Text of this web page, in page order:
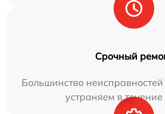
Срочный
Большинство
устраняем в течение